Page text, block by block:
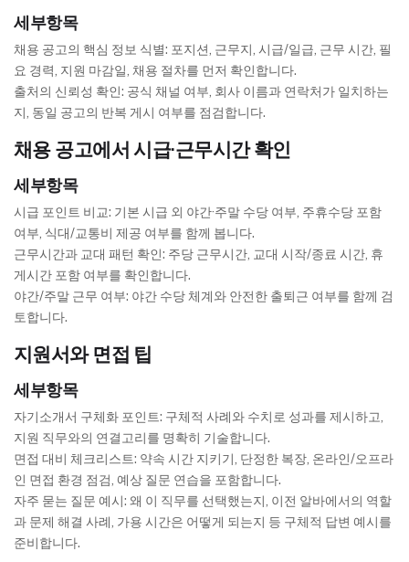
세부항목
채용 공고의 핵심 정보 식별: 포지션, 근무지, 시급/일급, 근무 시간, 필
요 경력, 지원 마감일, 채용 절차를 먼저 확인합니다.
출처의 신뢰성 확인: 공식 채널 여부, 회사 이름과 연락처가 일치하는
지, 동일 공고의 반복 게시 여부를 점검합니다.
채용 공고에서 시급·근무시간 확인
세부항목
시급 포인트 비교: 기본 시급 외 야간·주말 수당 여부, 주휴수당 포함
여부, 식대/교통비 제공 여부를 함께 봅니다.
근무시간과 교대 패턴 확인: 주당 근무시간, 교대 시작/종료 시간, 휴
게시간 포함 여부를 확인합니다.
야간/주말 근무 여부: 야간 수당 체계와 안전한 출퇴근 여부를 함께 검
토합니다.
지원서와 면접 팁
세부항목
자기소개서 구체화 포인트: 구체적 사례와 수치로 성과를 제시하고,
지원 직무와의 연결고리를 명확히 기술합니다.
면접 대비 체크리스트: 약속 시간 지키기, 단정한 복장, 온라인/오프라
인 면접 환경 점검, 예상 질문 연습을 포함합니다.
자주 묻는 질문 예시: 왜 이 직무를 선택했는지, 이전 알바에서의 역할
과 문제 해결 사례, 가용 시간은 어떻게 되는지 등 구체적 답변 예시를
준비합니다.